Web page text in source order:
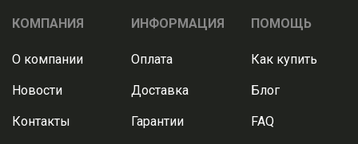
КОМПАНИЯ
О компании
Новости
Контакты
ИНФОРМАЦИЯ
Оплата
Доставка
Гарантии
ПОМОЩЬ
Как купить
Блог
FAQ